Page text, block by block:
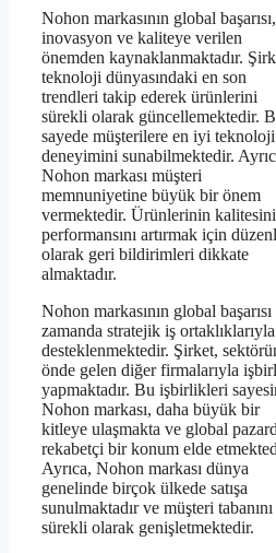
Nohon markasının global başarısı,
inovasyon ve kaliteye verilen
önemden kaynaklanmaktadır.
teknoloji dünyasındaki en son
trendleri takip ederek ürünlerini
sürekli olarak güncellemektedir.
sayede müşterilere en iyi teknoloji
deneyimini sunabilmektedir.
Nohon markası müşteri
memnuniyetine büyük bir önem
vermektedir. Ürünlerinin
performansını artırmak için
olarak geri bildirimleri dikkate
almaktadır.
Nohon markasının global başarısı
zamanda stratejik iş
desteklenmektedir. Şirket,
önde gelen diğer firmalarıyla
yapmaktadır. Bu işbirlikleri
Nohon markası, daha büyük bir
kitleye ulaşmakta ve global
rekabetçi bir konum elde
Ayrıca, Nohon markası dünya
genelinde birçok ülkede satışa
sunulmaktadır ve müşteri tabanını
sürekli olarak genişletmektedir.